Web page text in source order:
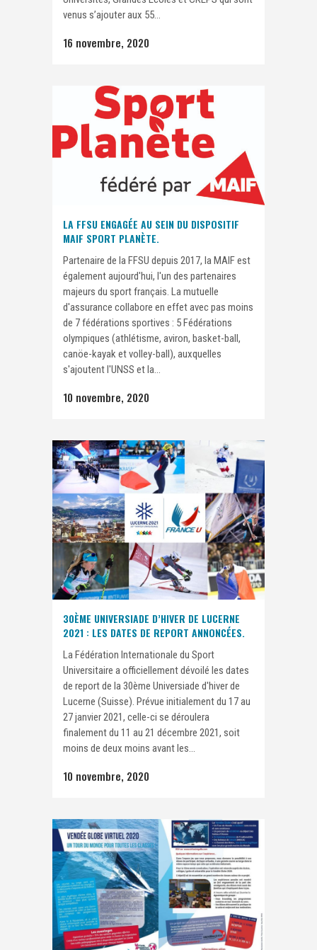
venus s’ajouter aux 55...
16 novembre, 2020
LA FFSU ENGAGÉE AU SEIN DU DISPOSITIF
MAIF SPORT PLANÈTE.
Partenaire de la FFSU depuis 2017, la MAIF est
également aujourd'hui, l'un des partenaires
majeurs du sport français. La mutuelle
d'assurance collabore en effet avec pas moins
de 7 fédérations sportives : 5 Fédérations
olympiques (athlétisme, aviron, basket-ball,
canöe-kayak et volley-ball), auxquelles
s'ajoutent l'UNSS et la...
10 novembre, 2020
30ÈME UNIVERSIADE D’HIVER DE LUCERNE
2021 : LES DATES DE REPORT ANNONCÉES.
La Fédération Internationale du Sport
Universitaire a officiellement dévoilé les dates
de report de la 30ème Universiade d'hiver de
Lucerne (Suisse). Prévue initialement du 17 au
27 janvier 2021, celle-ci se déroulera
finalement du 11 au 21 décembre 2021, soit
moins de deux moins avant les...
10 novembre, 2020